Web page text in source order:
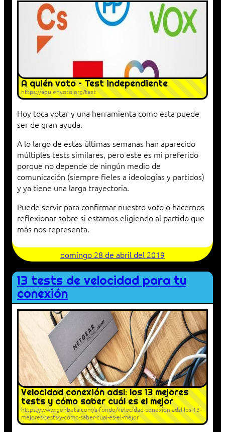
A quién voto – Test independiente
https://aquienvoto.org/test
Hoy toca votar y una herramienta como esta puede
ser de gran ayuda.
A lo largo de estas últimas semanas han aparecido
múltiples tests similares, pero este es mi preferido
porque no depende de ningún medio de
comunicación (siempre fieles a ideologías y partidos)
y ya tiene una larga trayectoria.
Puede servir para confirmar nuestro voto o hacernos
reflexionar sobre si estamos eligiendo al partido que
más nos representa.
domingo 28 de abril del 2019
13 tests de velocidad para tu
conexión
Velocidad conexión adsl: los 13 mejores
tests y cómo saber cuál es el mejor
https://www.genbeta.com/a-fondo/velocidad-conexion-adsl-los-13-
mejores-tests-y-como-saber-cual-es-el-mejor